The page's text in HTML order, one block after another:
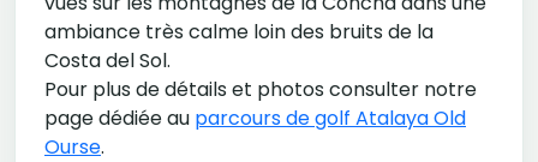
ambiance très calme loin des bruits de la
Costa del Sol.
Pour plus de détails et photos consulter notre
page dédiée au parcours de golf Atalaya Old
Ourse.